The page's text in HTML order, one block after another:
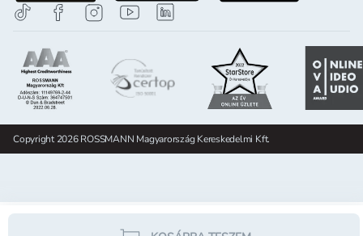
Copyright 2026 ROSSMANN Magyarország Kereskedelmi Kft.